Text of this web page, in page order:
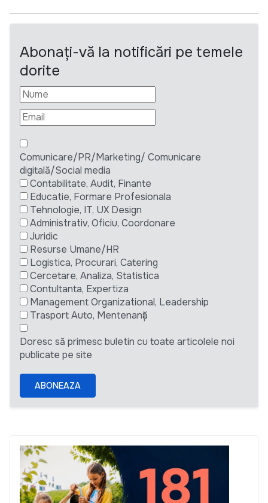
Abonați-vă la notificări pe temele
dorite
Comunicare/PR/Marketing/ Comunicare
digitală/Social media
Contabilitate, Audit, Finante
Educatie, Formare Profesionala
Tehnologie, IT, UX Design
Administrativ, Oficiu, Coordonare
Juridic
Resurse Umane/HR
Logistica, Procurari, Catering
Cercetare, Analiza, Statistica
Contultanta, Expertiza
Management Organizational, Leadership
Trasport Auto, Mentenanță
Doresc să primesc buletin cu toate articolele noi
publicate pe site
ABONEAZA